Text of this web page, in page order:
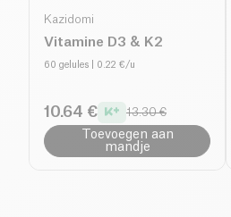
Kazidomi
Vitamine D3 & K2
60 gelules | 0.22 €/u
10.64 € 13.30 €
Toevoegen aan
mandje